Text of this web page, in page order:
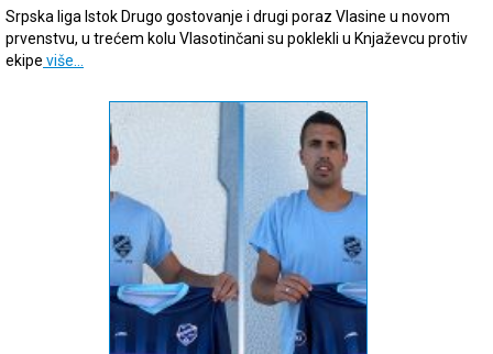
Srpska liga Istok Drugo gostovanje i drugi poraz Vlasine u novom
prvenstvu, u trećem kolu Vlasotinčani su poklekli u Knjaževcu protiv
ekipe više…